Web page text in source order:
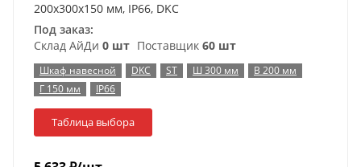
200x300x150 мм, IP66, DKC
Под заказ:
Склад АйДи 0 шт Поставщик 60 шт
Шкаф навесной DKC ST Ш 300 мм
В 200 мм
Г 150 мм
IP66
Таблица выбора